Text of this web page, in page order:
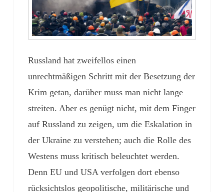
Russland hat zweifellos einen
unrechtmäßigen Schritt mit der Besetzung der
Krim getan, darüber muss man nicht lange
streiten. Aber es genügt nicht, mit dem Finger
auf Russland zu zeigen, um die Eskalation in
der Ukraine zu verstehen; auch die Rolle des
Westens muss kritisch beleuchtet werden.
Denn EU und USA verfolgen dort ebenso
rücksichtslos geopolitische, militärische und